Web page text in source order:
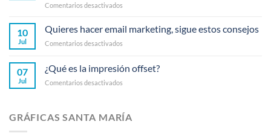
Comentarios desactivados
ejemplos
de
ambient
que
barreras
10
Jul
Quieres hacer email marketing, sigue estos consejos
Comentarios desactivados
email
marketing,
consejos
07
Jul
¿Qué es la impresión offset?
Comentarios desactivados
la
impresión
GRÁFICAS SANTA MARÍA